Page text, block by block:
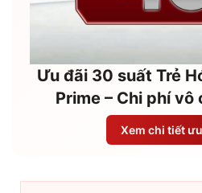
Ưu đãi 30 suất Trẻ
Prime – Chi phí
Xem chi tiết